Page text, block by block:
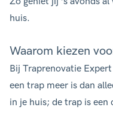
huis.
Waarom kiezen
Bij Traprenovatie
een trap meer is dan
in je huis; de trap is